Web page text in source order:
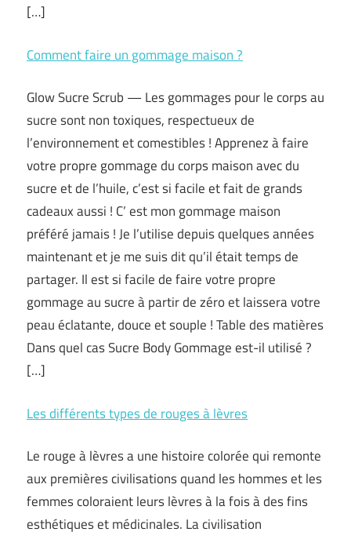
[…]
Comment faire un gommage maison ?
Glow Sucre Scrub — Les gommages pour le corps au
sucre sont non toxiques, respectueux de
l’environnement et comestibles ! Apprenez à faire
votre propre gommage du corps maison avec du
sucre et de l’huile, c’est si facile et fait de grands
cadeaux aussi ! C’ est mon gommage maison
préféré jamais ! Je l’utilise depuis quelques années
maintenant et je me suis dit qu’il était temps de
partager. Il est si facile de faire votre propre
gommage au sucre à partir de zéro et laissera votre
peau éclatante, douce et souple ! Table des matières
Dans quel cas Sucre Body Gommage est-il utilisé ?
[…]
Les différents types de rouges à lèvres
Le rouge à lèvres a une histoire colorée qui remonte
aux premières civilisations quand les hommes et les
femmes coloraient leurs lèvres à la fois à des fins
esthétiques et médicinales. La civilisation